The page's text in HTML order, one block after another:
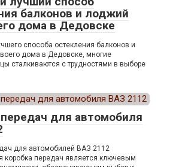
балконов и лоджий
дома в Дедовске
способа остекления балконов и
дома в Дедовске, многие
сталкиваются с трудностями в выборе
для автомобиля
для автомобилей ВАЗ 2112
коробка передач является ключевым